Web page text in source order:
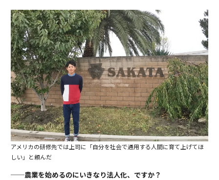
アメリカの研修先では上司に「自分を社会で通用する人間に育て上げてほ
しい」と頼んだ
──農業を始めるのにいきなり法人化、ですか？